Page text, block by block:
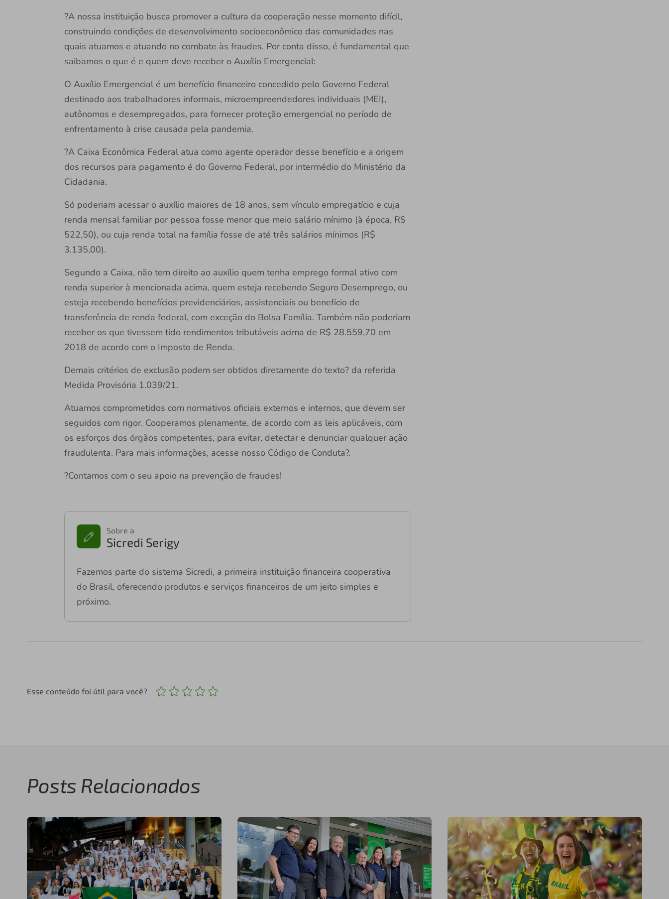
?A nossa instituição busca promover a cultura da cooperação nesse momento difícil,
construindo condições de desenvolvimento socioeconômico das comunidades nas
quais atuamos e atuando no combate às fraudes. Por conta disso, é fundamental que
saibamos o que é e quem deve receber o Auxílio Emergencial:
O Auxílio Emergencial é um benefício financeiro concedido pelo Governo Federal
destinado aos trabalhadores informais, microempreendedores individuais (MEI),
autônomos e desempregados, para fornecer proteção emergencial no período de
enfrentamento à crise causada pela pandemia.
?A Caixa Econômica Federal atua como agente operador desse benefício e a origem
dos recursos para pagamento é do Governo Federal, por intermédio do Ministério da
Cidadania.
Só poderiam acessar o auxílio maiores de 18 anos, sem vínculo empregatício e cuja
renda mensal familiar por pessoa fosse menor que meio salário mínimo (à época, R$
522,50), ou cuja renda total na família fosse de até três salários mínimos (R$
3.135,00).
Segundo a Caixa, não tem direito ao auxílio quem tenha emprego formal ativo com
renda superior à mencionada acima, quem esteja recebendo Seguro Desemprego, ou
esteja recebendo benefícios previdenciários, assistenciais ou benefício de
transferência de renda federal, com exceção do Bolsa Família. Também não poderiam
receber os que tivessem tido rendimentos tributáveis acima de R$ 28.559,70 em
2018 de acordo com o Imposto de Renda.
Demais critérios de exclusão podem ser obtidos diretamente do texto? da referida
Medida Provisória 1.039/21.
Atuamos comprometidos com normativos oficiais externos e internos, que devem ser
seguidos com rigor. Cooperamos plenamente, de acordo com as leis aplicáveis, com
os esforços dos órgãos competentes, para evitar, detectar e denunciar qualquer ação
fraudulenta. Para mais informações, acesse nosso Código de Conduta?.
?Contamos com o seu apoio na prevenção de fraudes!
Sobre a
Sicredi Serigy
Fazemos parte do sistema Sicredi, a primeira instituição financeira cooperativa
do Brasil, oferecendo produtos e serviços financeiros de um jeito simples e
próximo.
Esse conteúdo foi útil para você?
Posts Relacionados